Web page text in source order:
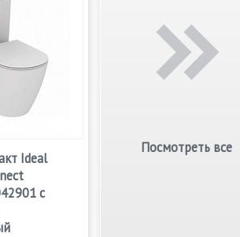
Ideal
с
Посмотреть все